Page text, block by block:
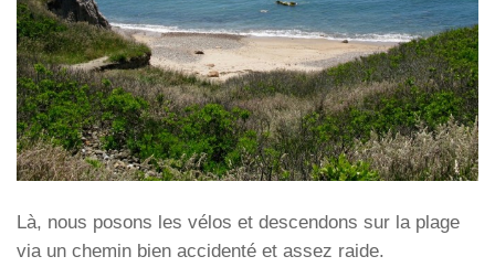
Là, nous posons les vélos et descendons sur la plage
via un chemin bien accidenté et assez raide.